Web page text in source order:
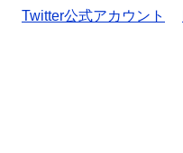
Twitter公式アカウント